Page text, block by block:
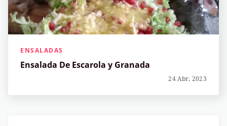
ENSALADAS
Ensalada De Escarola y Granada
24 Abr, 2023